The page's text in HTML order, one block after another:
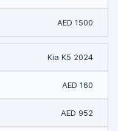
AED 1500
Kia K5 2024
AED 160
AED 952